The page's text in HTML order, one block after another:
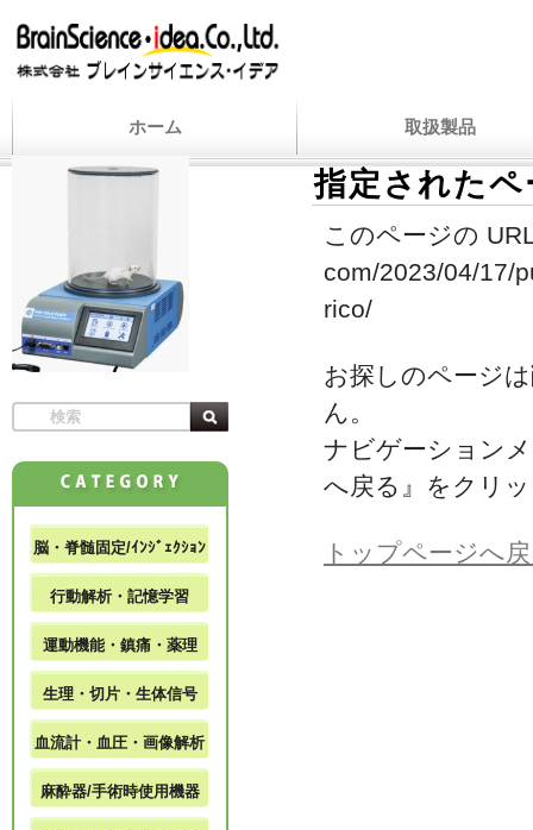
ホーム 取扱製品
指定された
このページの
com/2023/04/17/
rico/
お探しのページ
ん。
ナビゲーション
へ戻る』をクリ
トップページへ
脳・脊髄固定/ｲﾝｼﾞｪｸｼｮﾝ
行動解析・記憶学習
運動機能・鎮痛・薬理
生理・切片・生体信号
血流計・血圧・画像解析
麻酔器/手術時使用機器